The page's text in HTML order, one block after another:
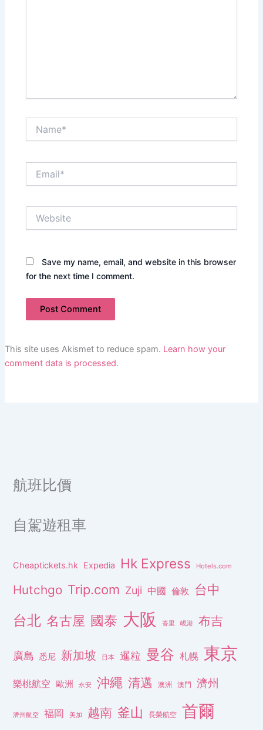
Save my name, email, and website in this browser
for the next time I comment.
This site uses Akismet to reduce spam. Learn how your
comment data is processed.
航班比價
自駕遊租車
Cheaptickets.hk Expedia Hk Express Hotels.com
Hutchgo Trip.com Zuji 中國 倫敦 台中
台北 名古屋 國泰 大阪 峇里 峴港 布吉
廣島 悉尼 新加坡 日本 暹粒 曼谷 札幌 東京
樂桃航空 歐洲 永安 沖繩 清邁 澳洲 澳門 濟州
濟州航空 福岡 美加 越南 釜山 長榮航空 首爾